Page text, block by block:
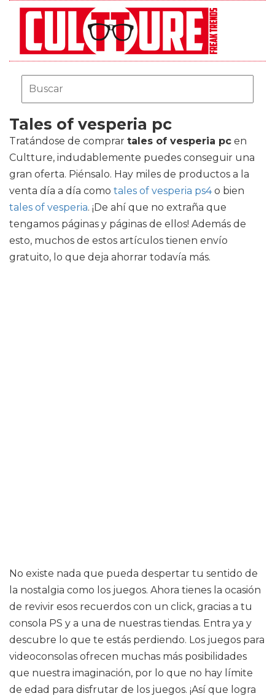
Tales of vesperia pc
Tratándose de comprar tales of vesperia pc en
Cultture, indudablemente puedes conseguir una
gran oferta. Piénsalo. Hay miles de productos a la
venta día a día como tales of vesperia ps4o bien
tales of vesperia. ¡De ahí que no extraña que
tengamos páginas y páginas de ellos! Además de
esto, muchos de estos artículos tienen envío
gratuito, lo que deja ahorrar todavía más.
No existe nada que pueda despertar tu sentido de
la nostalgia como los juegos. Ahora tienes la ocasión
de revivir esos recuerdos con un click, gracias a tu
consola PS y a una de nuestras tiendas. Entra ya y
descubre lo que te estás perdiendo. Los juegos para
videoconsolas ofrecen muchas más posibilidades
que nuestra imaginación, por lo que no hay límite
de edad para disfrutar de los juegos. ¡Así que logra